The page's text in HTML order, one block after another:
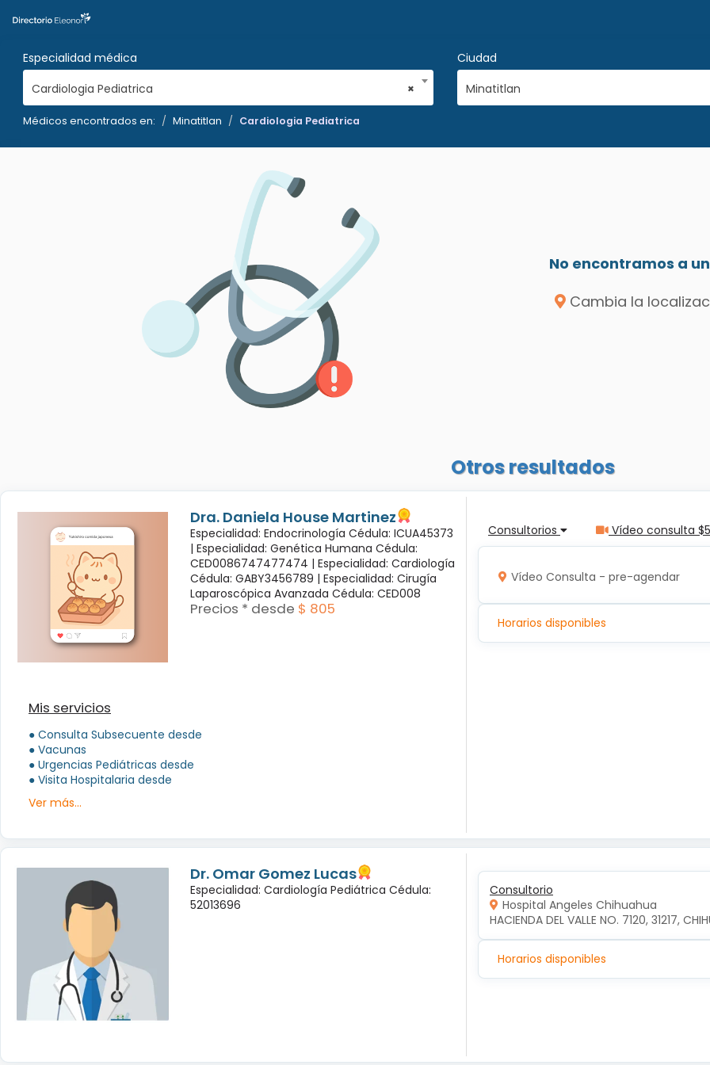
Especialidad médica
×
Cardiologia Pediatrica
Ciudad
Minatitlan
Médicos encontrados en: Minatitlan Cardiologia Pediatrica
No encontramos a
Cambia la
Otros resultados
Dra. Daniela House Martinez
Especialidad: Endocrinología Cédula: ICUA45373
| Especialidad: Genética Humana Cédula:
CED0086747477474 | Especialidad: Cardiología
Cédula: GABY3456789 | Especialidad: Cirugía
Laparoscópica Avanzada Cédula: CED008
Precios * desde $ 805
Mis servicios
● Consulta Subsecuente desde
● Vacunas
● Urgencias Pediátricas desde
● Visita Hospitalaria desde
Ver más...
Consultorios Vídeo consulta
Vídeo Consulta - pre-agendar
Horarios disponibles
Dr. Omar Gomez Lucas
Especialidad: Cardiología Pediátrica Cédula:
52013696
Consultorio
Hospital Angeles Chihuahua
HACIENDA DEL VALLE NO. 7120, 31217,
Horarios disponibles